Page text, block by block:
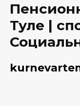
Туле |